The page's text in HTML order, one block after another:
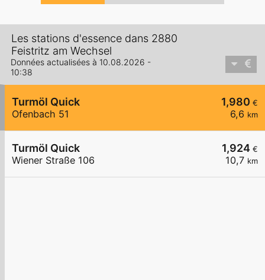
Les stations d'essence dans 2880
Feistritz am Wechsel
Données actualisées à 10.08.2026 -
10:38
1,980 €
6,6 km
Turmöl Quick
Ofenbach 51
1,924 €
10,7 km
Turmöl Quick
Wiener Straße 106